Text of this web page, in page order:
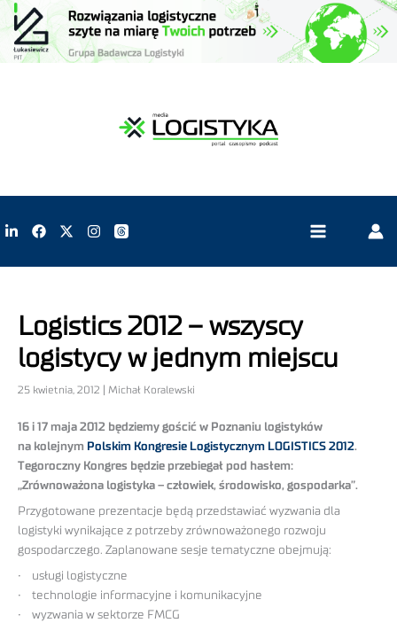
Logistics 2012 – wszyscy
logistycy w jednym miejscu
25 kwietnia, 2012 | Michał Koralewski
16 i 17 maja 2012 będziemy gościć w Poznaniu logistyków
na kolejnym Polskim Kongresie Logistycznym LOGISTICS 2012.
Tegoroczny Kongres będzie przebiegał pod hasłem:
„Zrównoważona logistyka – człowiek, środowisko, gospodarka”.
Przygotowane prezentacje będą przedstawiać wyzwania dla
logistyki wynikające z potrzeby zrównoważonego rozwoju
gospodarczego. Zaplanowane sesje tematyczne obejmują:
• usługi logistyczne
• technologie informacyjne i komunikacyjne
• wyzwania w sektorze FMCG